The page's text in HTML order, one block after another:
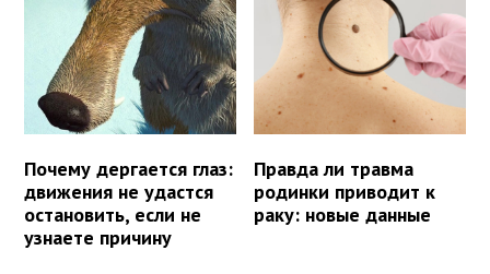
Почему дергается глаз:
движения не удастся
остановить, если не
узнаете причину
Правда ли травма
родинки приводит к
раку: новые данные